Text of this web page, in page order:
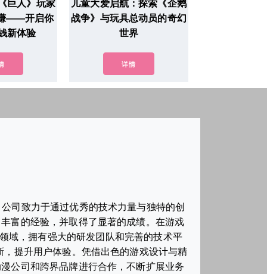
巨人》玩家
——开启你
新体验
儿童大爱启航：探索《企鹅
战争》与玩具总动员的奇幻
世界
详情
司致力于通过优秀的技术力量与独特的创
富的经验，并取得了显著的成绩。在游戏
域，拥有强大的研发团队和完善的技术平
提升用户体验。凭借出色的游戏设计与精
公司和跨界品牌进行合作，不断扩展业务